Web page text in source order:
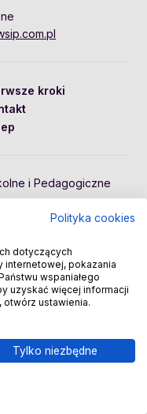
kroki
i Pedagogiczne
Polityka cookies
dotyczących
internetowej, pokazania
wspaniałego
uzyskać więcej informacji
otwórz ustawienia.
Tylko niezbędne